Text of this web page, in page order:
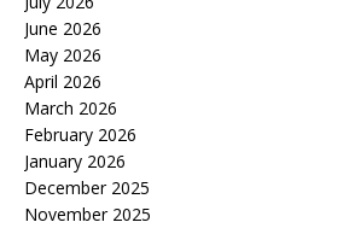
June 2026
May 2026
April 2026
March 2026
February 2026
January 2026
December 2025
November 2025